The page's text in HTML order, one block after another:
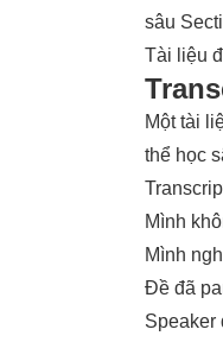
sâu
Tài liệu
Một tài
thể học
Mình
Mình
Đề đã
Speaker